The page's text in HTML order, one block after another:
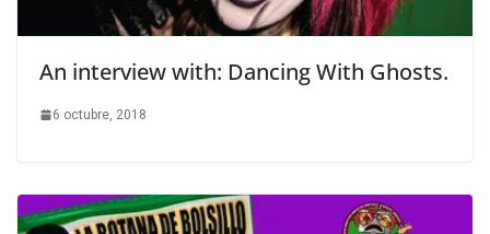
An interview with: Dancing With Ghosts.
6 octubre, 2018